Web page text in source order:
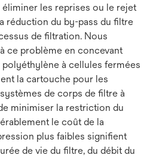
les reprises ou le rejet
réduction du by-pass du filtre
de filtration. Nous
ce problème en concevant
à cellules fermées
la cartouche pour les
de corps de filtre à
minimiser la restriction du
le coût de la
plus faibles signifient
de vie du filtre, du débit du